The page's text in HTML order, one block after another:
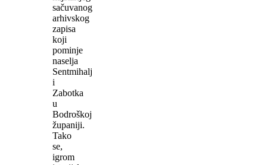
sačuvanog
arhivskog
zapisa
koji
pominje
naselja
Sentmihalj
i
Zabotka
u
Bodroškoj
županiji.
Tako
se,
igrom